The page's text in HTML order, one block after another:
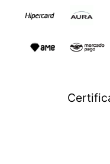
TV e Áudio
Games
Utilidades Domésticas
Presente para Pais
Compre e Doe